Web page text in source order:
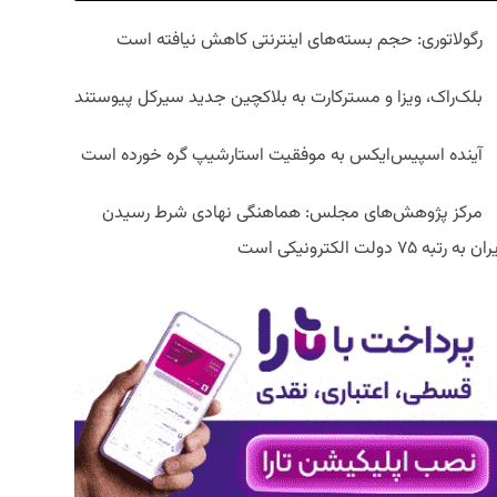
رگولاتوری: حجم بسته‌های اینترنتی کاهش نیافته است
بلک‌راک، ویزا و مسترکارت به بلاکچین جدید سیرکل پیوستند
آینده اسپیس‌ایکس به موفقیت استارشیپ گره خورده است
مرکز پژوهش‌های مجلس: هماهنگی نهادی شرط رسیدن
به رتبه ۷۵ دولت الکترونیکی است